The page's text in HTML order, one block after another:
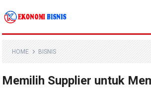
Kanal Ekonomi Bisnis
HOME BISNIS
Memilih Supplier untuk